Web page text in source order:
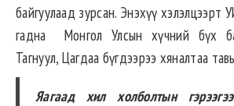
байгуулаад зурсан. Энэхүү хэлэлцээрт
гадна Монгол Улсын хүчний бүх
Тагнуул, Цагдаа бүгдээрээ хяналтаа
Яагаад хил холболтын